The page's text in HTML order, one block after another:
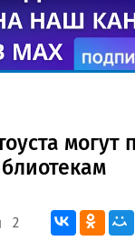
могут
2